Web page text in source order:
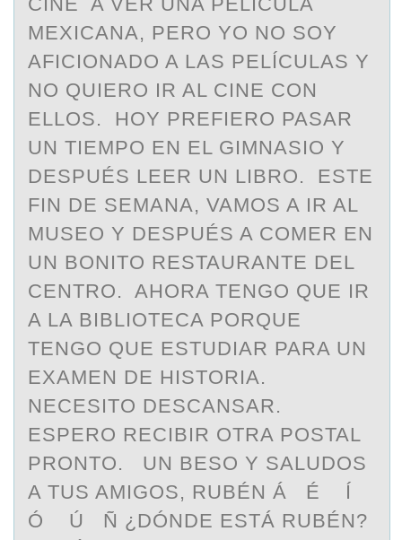
MEXICANA, PERO YO NO SOY
AFICIONADO A LAS PELÍCULAS Y
NO QUIERO IR AL CINE CON
ELLOS. HOY PREFIERO PASAR
UN TIEMPO EN EL GIMNASIO Y
DESPUÉS LEER UN LIBRO. ESTE
FIN DE SEMANA, VAMOS A IR AL
MUSEO Y DESPUÉS A COMER EN
UN BONITO RESTAURANTE DEL
CENTRO. AHORA TENGO QUE IR
A LA BIBLIOTECA PORQUE
TENGO QUE ESTUDIAR PARA UN
EXAMEN DE HISTORIA.
NECESITO DESCANSAR.
ESPERO RECIBIR OTRA POSTAL
PRONTO. UN BESO Y SALUDOS
A TUS AMIGOS, RUBÉN Á É Í
Ó Ú Ñ ¿DÓNDE ESTÁ RUBÉN?